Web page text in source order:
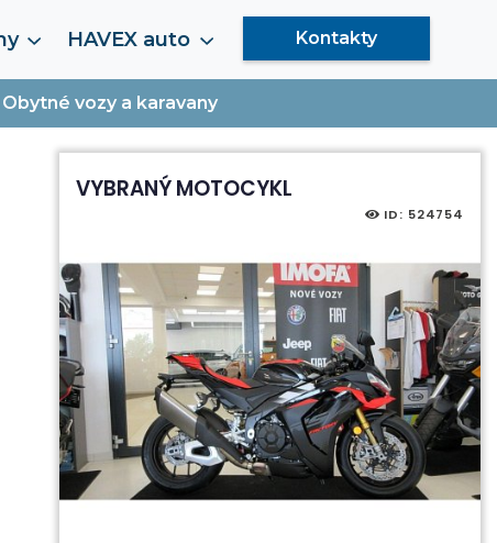
HAVEX auto Kontakty
Obytné vozy a karavany
VYBRANÝ MOTOCYKL
ID: 524754